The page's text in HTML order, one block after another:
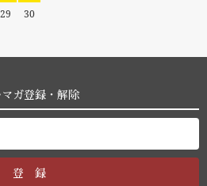
29 30
マガ登録・解除